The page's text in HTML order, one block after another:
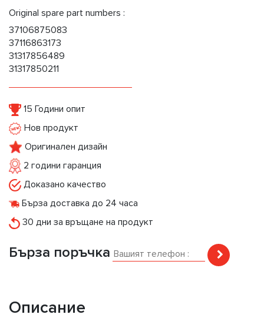
Original spare part numbers :
37106875083
37116863173
31317856489
31317850211
15 Години опит
Нов продукт
Оригинален дизайн
2 години гаранция
Доказано качество
Бърза доставка до 24 часа
30 дни за връщане на продукт
Бърза поръчка
Описание